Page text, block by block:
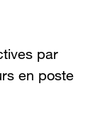
par
en poste